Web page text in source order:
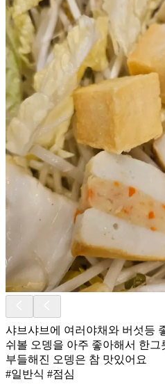
샤브샤브에 여러야채와 버섯등
쉬볼 오뎅을 아주 좋아해서 한
부들해진 오뎅은 참 맛있어요
#일반식 #점심